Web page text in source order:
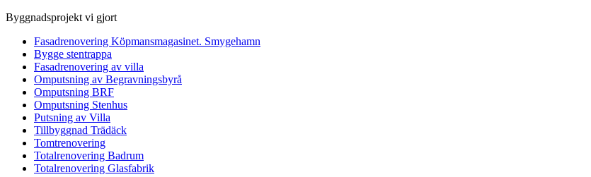
Byggnadsprojekt vi gjort
Fasadrenovering Köpmansmagasinet. Smygehamn
Bygge stentrappa
Fasadrenovering av villa
Omputsning av Begravningsbyrå
Omputsning BRF
Omputsning Stenhus
Putsning av Villa
Tillbyggnad Trädäck
Tomtrenovering
Totalrenovering Badrum
Totalrenovering Glasfabrik